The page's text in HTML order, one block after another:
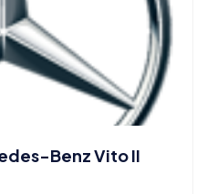
Benz Vito II